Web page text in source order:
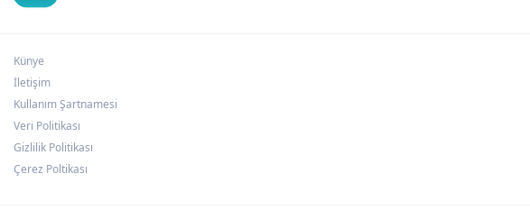
Künye
İletişim
Kullanım Şartnamesi
Veri Politikası
Gizlilik Politikası
Çerez Poltikası